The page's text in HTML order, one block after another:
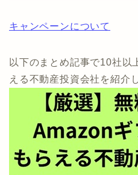
キャンペーンについて
以下のまとめ記事で10社以
える不動産投資会社を紹介